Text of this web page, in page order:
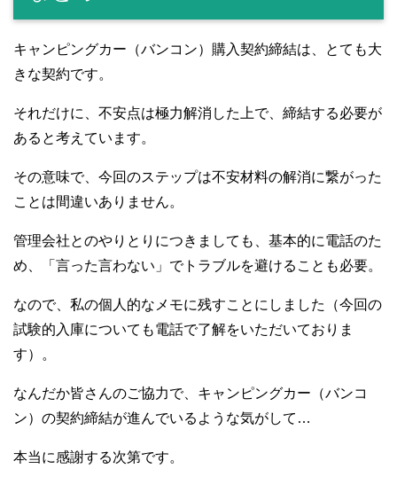
キャンピングカー（バンコン）購入契約締結は、とても大
きな契約です。
それだけに、不安点は極力解消した上で、締結する必要が
あると考えています。
その意味で、今回のステップは不安材料の解消に繋がった
ことは間違いありません。
管理会社とのやりとりにつきましても、基本的に電話のた
め、「言った言わない」でトラブルを避けることも必要。
なので、私の個人的なメモに残すことにしました（今回の
試験的入庫についても電話で了解をいただいておりま
す）。
なんだか皆さんのご協力で、キャンピングカー（バンコ
ン）の契約締結が進んでいるような気がして…
本当に感謝する次第です。